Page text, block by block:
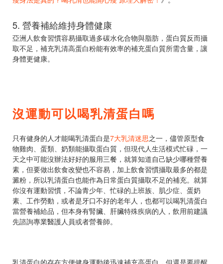
5. 營養補給維持身體健康
亞洲人飲食習慣容易攝取過多碳水化合物與脂肪，蛋白質反而攝
取不足，補充乳清高蛋白粉能有效率的補充蛋白質所需含量，讓
身體更健康。
沒運動可以喝乳清蛋白嗎
只有健身的人才能喝乳清蛋白是7大乳清迷思之一，儘管原型食
物雞肉、蛋類、奶類能攝取蛋白質，但現代人生活模式忙碌，一
天之中可能沒辦法好好的服用三餐，就算知道自己缺少哪種營養
素，但要做出飲食改變也不容易，加上飲食習慣攝取最多的都是
澱粉，所以乳清蛋白也能作為日常蛋白質攝取不足的補充。就算
你沒有運動習慣，不論青少年、忙碌的上班族、肌少症、蛋奶
素、工作勞動，或者是牙口不好的老年人，也都可以喝乳清蛋白
當營養補給品，但本身有腎臟、肝臟特殊疾病的人，飲用前建議
先諮詢專業醫護人員或者營養師。
乳清蛋白的存在方便健身運動後迅速補充高蛋白，但還是要提醒